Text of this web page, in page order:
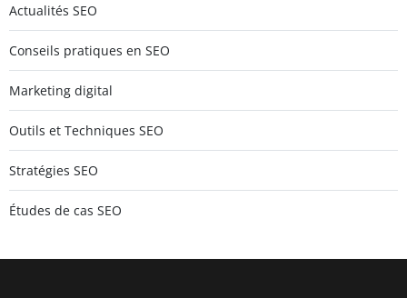
Actualités SEO
Conseils pratiques en SEO
Marketing digital
Outils et Techniques SEO
Stratégies SEO
Études de cas SEO